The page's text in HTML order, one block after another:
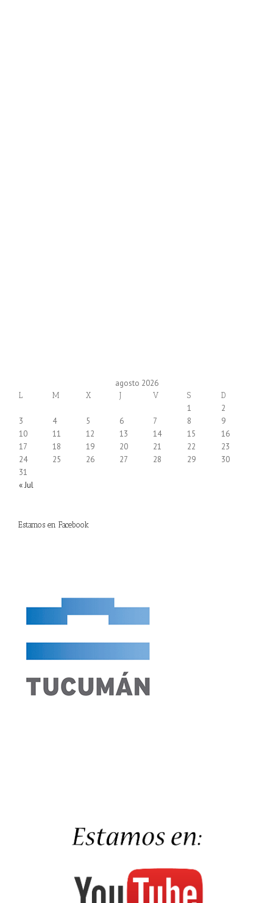
agosto 2026
L M X J V S D
« Jul
1
2
3
4 5 6 7 8
9
10
11 12 13 14 15
16
17
18 19 20 21 22
23
24
25 26 27 28 29
30
31
Estamos en Facebook